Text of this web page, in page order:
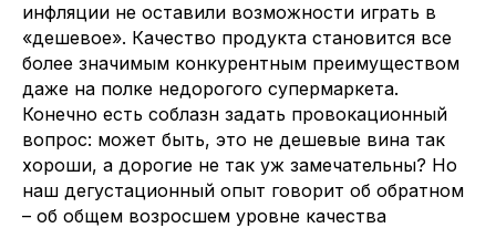
инфляции не оставили возможности играть в
«дешевое». Качество продукта становится все
более значимым конкурентным преимуществом
даже на полке недорогого супермаркета.
Конечно есть соблазн задать провокационный
вопрос: может быть, это не дешевые вина так
хороши, а дорогие не так уж замечательны? Но
наш дегустационный опыт говорит об обратном
– об общем возросшем уровне качества